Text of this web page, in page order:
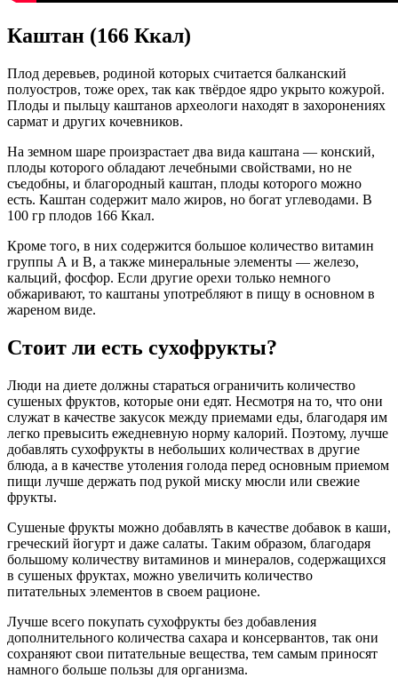
Каштан (166 Ккал)
Плод деревьев, родиной которых считается балканский
полуостров, тоже орех, так как твёрдое ядро укрыто кожурой.
Плоды и пыльцу каштанов археологи находят в захоронениях
сармат и других кочевников.
На земном шаре произрастает два вида каштана — конский,
плоды которого обладают лечебными свойствами, но не
съедобны, и благородный каштан, плоды которого можно
есть. Каштан содержит мало жиров, но богат углеводами. В
100 гр плодов 166 Ккал.
Кроме того, в них содержится большое количество витамин
группы А и В, а также минеральные элементы — железо,
кальций, фосфор. Если другие орехи только немного
обжаривают, то каштаны употребляют в пищу в основном в
жареном виде.
Стоит ли есть сухофрукты?
Люди на диете должны стараться ограничить количество
сушеных фруктов, которые они едят. Несмотря на то, что они
служат в качестве закусок между приемами еды, благодаря им
легко превысить ежедневную норму калорий. Поэтому, лучше
добавлять сухофрукты в небольших количествах в другие
блюда, а в качестве утоления голода перед основным приемом
пищи лучше держать под рукой миску мюсли или свежие
фрукты.
Сушеные фрукты можно добавлять в качестве добавок в каши,
греческий йогурт и даже салаты. Таким образом, благодаря
большому количеству витаминов и минералов, содержащихся
в сушеных фруктах, можно увеличить количество
питательных элементов в своем рационе.
Лучше всего покупать сухофрукты без добавления
дополнительного количества сахара и консервантов, так они
сохраняют свои питательные вещества, тем самым приносят
намного больше пользы для организма.